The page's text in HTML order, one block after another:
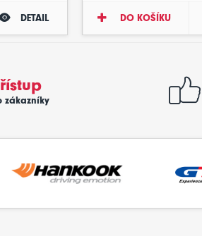
DETAIL DO KOŠÍKU
zákazníky